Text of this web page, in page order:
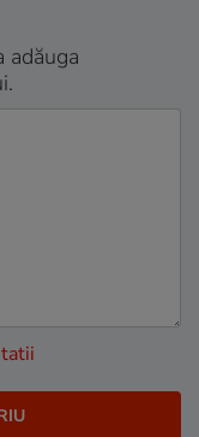
adăuga